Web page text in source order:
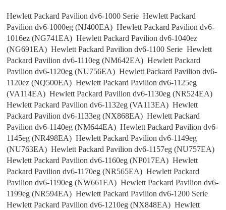
Hewlett Packard Pavilion dv6-1000 Serie Hewlett Packard
Pavilion dv6-1000eg (NJ400EA) Hewlett Packard Pavilion dv6-
1016ez (NG741EA) Hewlett Packard Pavilion dv6-1040ez
(NG691EA) Hewlett Packard Pavilion dv6-1100 Serie Hewlett
Packard Pavilion dv6-1110eg (NM642EA) Hewlett Packard
Pavilion dv6-1120eg (NU756EA) Hewlett Packard Pavilion dv6-
1120ez (NQ500EA) Hewlett Packard Pavilion dv6-1125eg
(VA114EA) Hewlett Packard Pavilion dv6-1130eg (NR524EA)
Hewlett Packard Pavilion dv6-1132eg (VA113EA) Hewlett
Packard Pavilion dv6-1133eg (NX868EA) Hewlett Packard
Pavilion dv6-1140eg (NM644EA) Hewlett Packard Pavilion dv6-
1145eg (NR498EA) Hewlett Packard Pavilion dv6-1149eg
(NU763EA) Hewlett Packard Pavilion dv6-1157eg (NU757EA)
Hewlett Packard Pavilion dv6-1160eg (NP017EA) Hewlett
Packard Pavilion dv6-1170eg (NR565EA) Hewlett Packard
Pavilion dv6-1190eg (NW661EA) Hewlett Packard Pavilion dv6-
1199eg (NR594EA) Hewlett Packard Pavilion dv6-1200 Serie
Hewlett Packard Pavilion dv6-1210eg (NX848EA) Hewlett